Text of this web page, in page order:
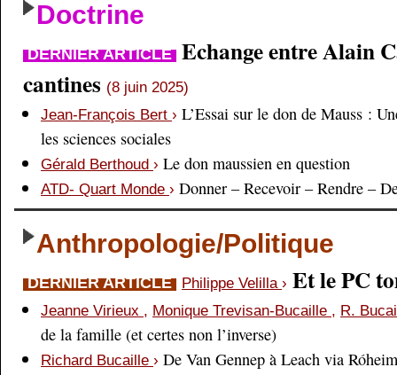
Doctrine
DERNIER ARTICLE Echange entre Alain
cantines (8 juin 2025)
Jean-François Bert › L’Essai sur le don de Mauss :
les sciences sociales
Gérald Berthoud › Le don maussien en question
ATD- Quart Monde › Donner – Recevoir – Rendre –
Anthropologie/Politique
DERNIER ARTICLE Philippe Velilla › Et le PC
Jeanne Virieux , Monique Trevisan-Bucaille , R.
de la famille (et certes non l’inverse)
Richard Bucaille › De Van Gennep à Leach via